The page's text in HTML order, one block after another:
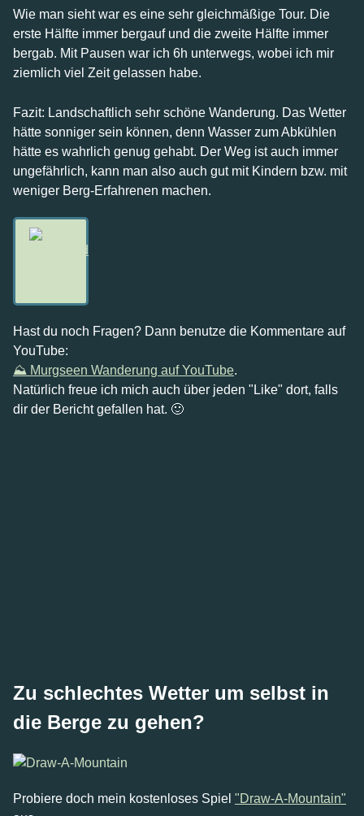
Wie man sieht war es eine sehr gleichmäßige Tour. Die
erste Hälfte immer bergauf und die zweite Hälfte immer
bergab. Mit Pausen war ich 6h unterwegs, wobei ich mir
ziemlich viel Zeit gelassen habe.
Fazit: Landschaftlich sehr schöne Wanderung. Das Wetter
hätte sonniger sein können, denn Wasser zum Abkühlen
hätte es wahrlich genug gehabt. Der Weg ist auch immer
ungefährlich, kann man also auch gut mit Kindern bzw. mit
weniger Berg-Erfahrenen machen.
Hast du noch Fragen? Dann benutze die Kommentare auf
YouTube:
⛰ Murgseen Wanderung auf YouTube.
Natürlich freue ich mich auch über jeden "Like" dort, falls
dir der Bericht gefallen hat. 🙂
Zu schlechtes Wetter um selbst in
die Berge zu gehen?
Probiere doch mein kostenloses Spiel "Draw-A-Mountain"